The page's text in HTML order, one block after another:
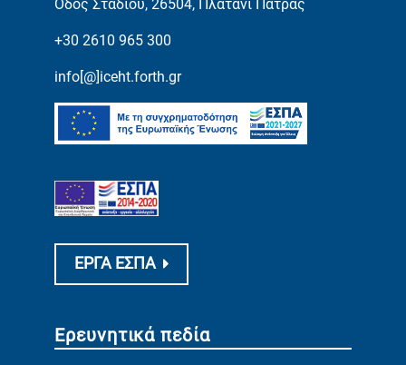
Οδός Σταδίου, 26504, Πλατάνι Πάτρας
+30 2610 965 300
info[@]iceht.forth.gr
ΕΡΓΑ ΕΣΠΑ
Ερευνητικά πεδία